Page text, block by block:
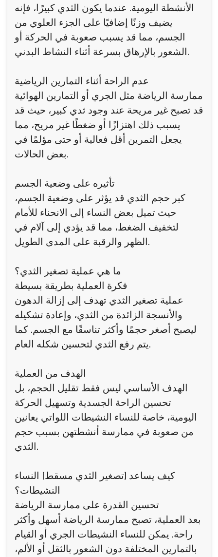
الأنشطة اليومية. عندما يكون الثدي كبيرًا، فإنه
يضيف وزنًا إضافيًا على الجزء العلوي من
الجسم، مما قد يسبب صعوبة في الحركة أو
الشعور بالإرهاق بسرعة أثناء النشاط البدني.
عدم الراحة أثناء التمارين الرياضية
ممارسة الرياضة مثل الجري أو التمارين الهوائية
قد تصبح غير مريحة عند وجود ثدي كبير، حيث قد
يسبب ذلك اهتزازًا أو ضغطًا غير مريح، مما
يجعل التمرين أقل فعالية أو حتى مؤلمًا في
بعض الحالات.
تأثيره على وضعية الجسم
كبر حجم الثدي قد يؤثر على وضعية الجسم،
حيث تميل بعض النساء إلى الانحناء للأمام
لتخفيف الضغط، مما قد يؤدي إلى آلام في
الظهر والرقبة على المدى الطويل.
ما هي عملية تصغير الثدي؟
فكرة العملية بطريقة بسيطة
عملية تصغير الثدي تهدف إلى إزالة الدهون
والأنسجة الزائدة من الثدي، وإعادة تشكيله
ليصبح أصغر حجمًا وأكثر تناسقًا مع الجسم. كما
يتم رفع الثدي لتحسين شكله العام.
الهدف من العملية
الهدف الأساسي ليس فقط تقليل الحجم، بل
تحسين الراحة الجسدية وتسهيل الحركة
اليومية، خاصة للنساء النشيطات اللواتي يعانين
من صعوبة في ممارسة أنشطتهن بسبب حجم
الثدي.
كيف يساعد [تصغير الثدي مسقط] النساء
النشيطات؟
تحسين القدرة على ممارسة الرياضة
بعد العملية، تصبح ممارسة الرياضة أسهل وأكثر
راحة. يمكن للنساء النشيطات الجري أو القيام
بالتمارين المختلفة دون الشعور بالثقل أو الألم،